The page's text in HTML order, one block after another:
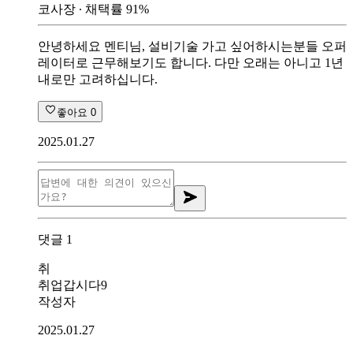
코사장 ∙ 채택률 91%
안녕하세요 멘티님, 설비기술 가고 싶어하시는분들 오퍼
레이터로 근무해보기도 합니다. 다만 오래는 아니고 1년
내로만 고려하십니다.
좋아요 0
2025.01.27
댓글 1
취
취업갑시다9
작성자
2025.01.27